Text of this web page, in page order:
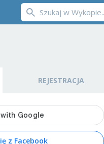
REJESTRACJA
z Facebook